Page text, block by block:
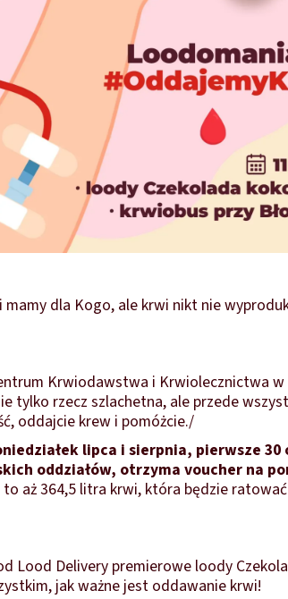
dla Kogo, ale krwi nikt nie
Krwiodawstwa i Krwiolecznictwa
tylko rzecz szlachetna, ale przede
oddajcie krew i pomóżcie./
lipca i sierpnia, pierwsze 30
oddziałów, otrzyma voucher na
aż 364,5 litra krwi, która będzie
Lood Delivery premierowe loody
jak ważne jest oddawanie krwi!